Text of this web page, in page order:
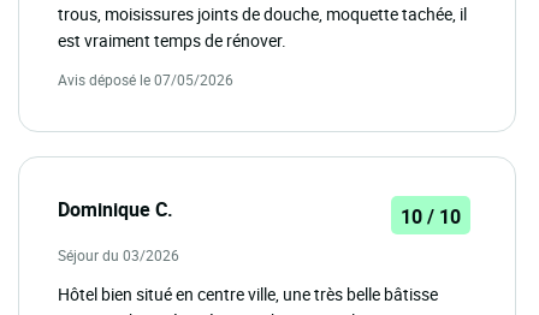
trous, moisissures joints de douche, moquette tachée, il
est vraiment temps de rénover.
Avis déposé le 07/05/2026
Dominique C. 10 / 10
Séjour du 03/2026
Hôtel bien situé en centre ville, une très belle bâtisse